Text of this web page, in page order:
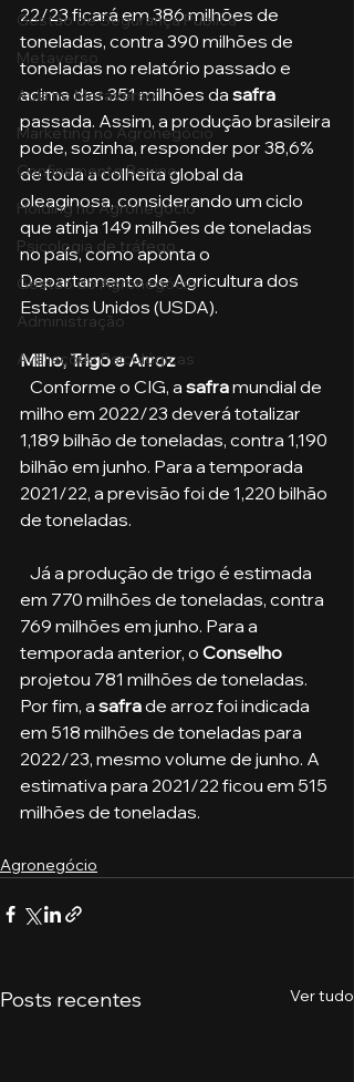
Gestão de Segurança Publica
Metaverso
Aula no Metaverso
Marketing no Agronegócio
Confinamento Bovino
Holding no Agronegócio
Psicologia de tráfego
Gestão do Agronegócio
Administração
Avaliações Psicológicas
22/23 ficará em 386 milhões de
toneladas, contra 390 milhões de
toneladas no relatório passado e
acima das 351 milhões da safra
passada. Assim, a produção brasileira
pode, sozinha, responder por 38,6%
de toda a colheita global da
oleaginosa, considerando um ciclo
que atinja 149 milhões de toneladas
no país, como aponta o
Departamento de Agricultura dos
Estados Unidos (USDA).
Milho, Trigo e Arroz
   Conforme o CIG, a
safra mundial de
milho em 2022/23 deverá totalizar
1,189 bilhão de toneladas, contra 1,190
bilhão em junho. Para a temporada
2021/22, a previsão foi de 1,220 bilhão
de toneladas.
em 770 milhões de toneladas, contra
769 milhões em junho. Para a
temporada anterior, o Conselho
projetou 781 milhões de toneladas.
Por fim, a safra de arroz foi indicada
em 518 milhões de toneladas para
2022/23, mesmo volume de junho. A
estimativa para 2021/22 ficou em 515
milhões de toneladas.
Agronegócio
Posts recentes Ver tudo